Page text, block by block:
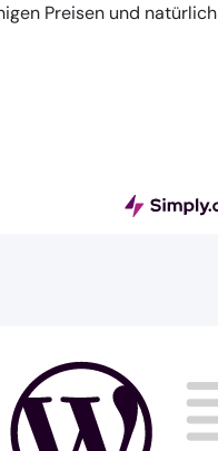
Preisen und natürlich